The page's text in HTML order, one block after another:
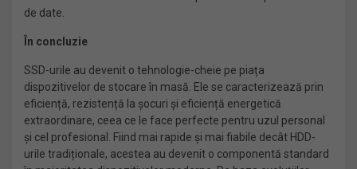
de date.
În concluzie
SSD-urile au devenit o tehnologie-cheie pe piața
dispozitivelor de stocare în masă. Ele se caracterizează prin
eficiență, rezistență la șocuri și eficiență energetică
extraordinare, ceea ce le face perfecte pentru uzul personal
și cel profesional. Fiind mai rapide și mai fiabile decât HDD-
urile tradiționale, acestea au devenit o componentă standard